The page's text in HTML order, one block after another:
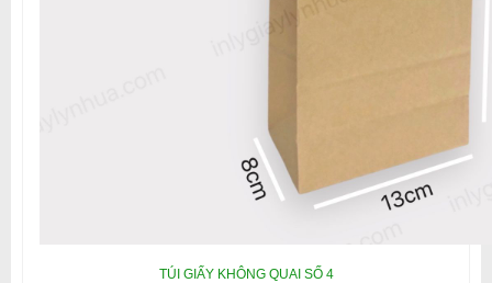
TÚI GIẤY KHÔNG QUAI SỐ 4